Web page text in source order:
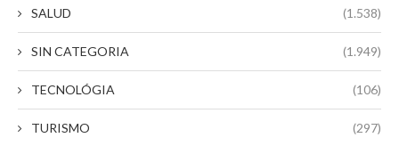
SALUD (1.538)
SIN CATEGORIA (1.949)
TECNOLÓGIA (106)
TURISMO (297)